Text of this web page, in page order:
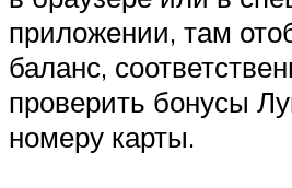
приложении, там
баланс,
проверить бонусы
номеру карты.